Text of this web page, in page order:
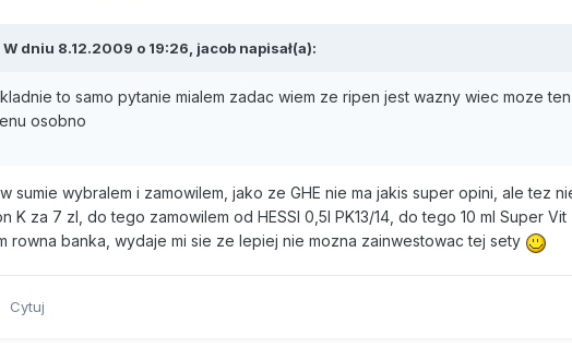
W dniu 8.12.2009 o 19:26, jacob napisał(a):
to samo pytanie mialem zadac wiem ze ripen jest wazny wiec moze
osobno
sumie wybralem i zamowilem, jako ze GHE nie ma jakis super opini, ale tez
K za 7 zl, do tego zamowilem od HESSI 0,5l PK13/14, do tego 10 ml Super
rowna banka, wydaje mi sie ze lepiej nie mozna zainwestowac tej sety
Cytuj